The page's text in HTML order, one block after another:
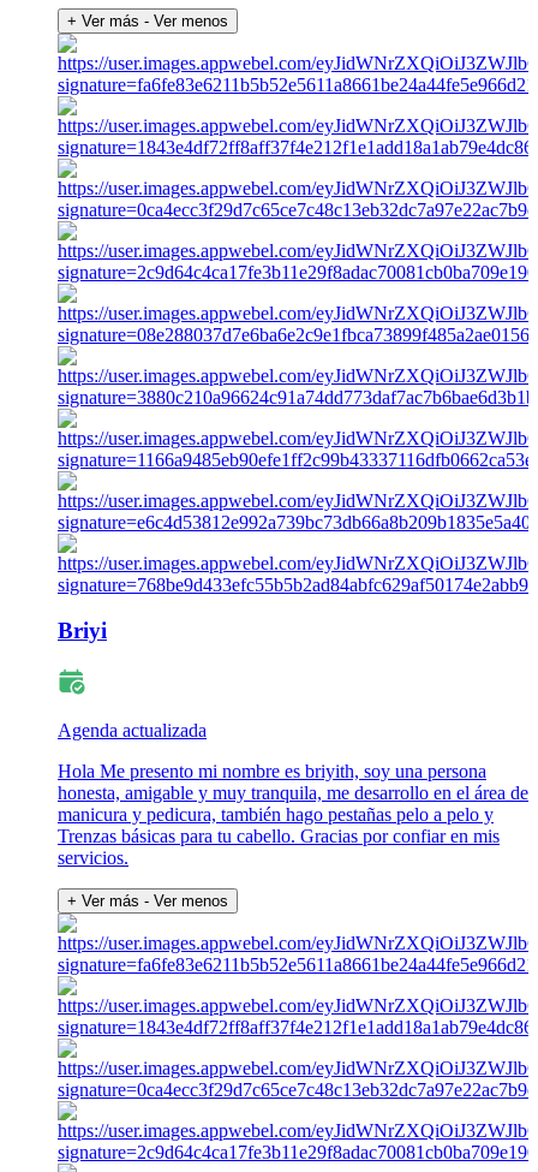
+ Ver más - Ver menos
Briyi
Agenda actualizada
Hola Me presento mi nombre es briyith, soy una persona
honesta, amigable y muy tranquila, me desarrollo en el área de
manicura y pedicura, también hago pestañas pelo a pelo y
Trenzas básicas para tu cabello. Gracias por confiar en mis
servicios.
+ Ver más - Ver menos